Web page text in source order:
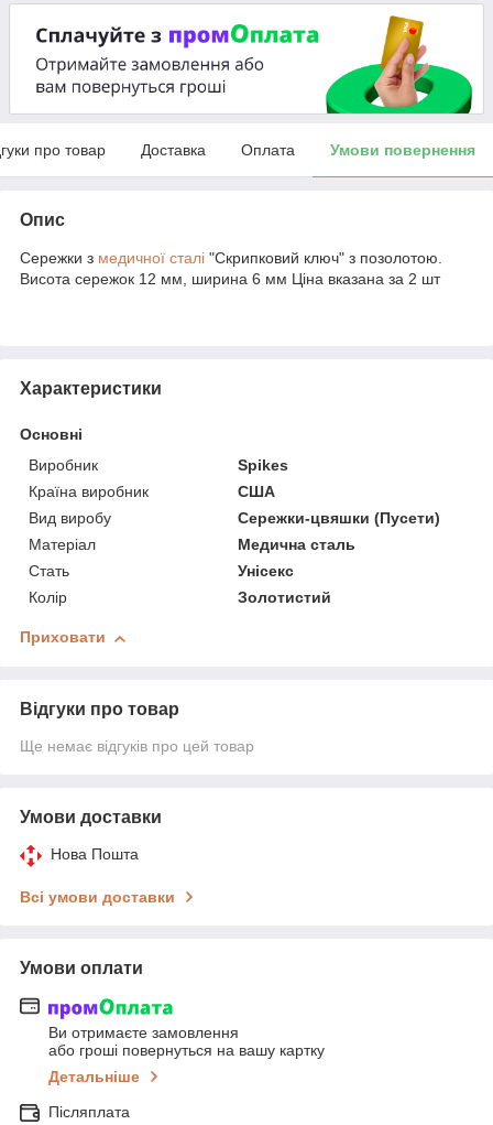
про товар Доставка Оплата Умови повернення
Опис
Сережки з медичної сталі "Скрипковий ключ" з позолотою.
Висота сережок 12 мм, ширина 6 мм Ціна вказана за 2 шт
Характеристики
Основні
Виробник
Spikes
Країна виробник
США
Вид виробу
Сережки-цвяшки (Пусети)
Матеріал
Медична сталь
Стать
Унісекс
Колір
Золотистий
Приховати
Відгуки про товар
Ще немає відгуків про цей товар
Умови доставки
Нова Пошта
Всі умови доставки
Умови оплати
Ви отримаєте замовлення
або гроші повернуться на вашу картку
Детальніше
Післяплата